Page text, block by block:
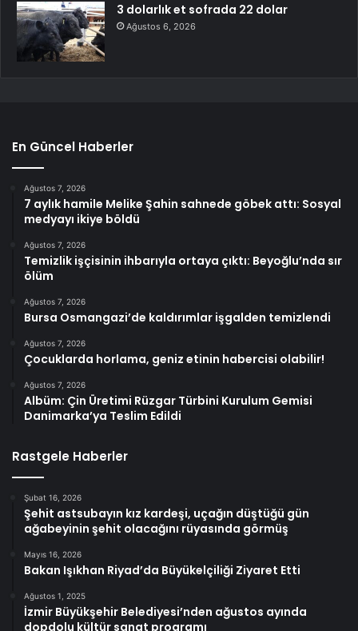
3 dolarlık et sofrada 22 dolar
Ağustos 6, 2026
En Güncel Haberler
Ağustos 7, 2026
7 aylık hamile Melike Şahin sahnede göbek attı: Sosyal
medyayı ikiye böldü
Ağustos 7, 2026
Temizlik işçisinin ihbarıyla ortaya çıktı: Beyoğlu’nda sır
ölüm
Ağustos 7, 2026
Bursa Osmangazi’de kaldırımlar işgalden temizlendi
Ağustos 7, 2026
Çocuklarda horlama, geniz etinin habercisi olabilir!
Ağustos 7, 2026
Albüm: Çin Üretimi Rüzgar Türbini Kurulum Gemisi
Danimarka’ya Teslim Edildi
Rastgele Haberler
Şubat 16, 2026
Şehit astsubayın kız kardeşi, uçağın düştüğü gün
ağabeyinin şehit olacağını rüyasında görmüş
Mayıs 16, 2026
Bakan Işıkhan Riyad’da Büyükelçiliği Ziyaret Etti
Ağustos 1, 2025
İzmir Büyükşehir Belediyesi’nden ağustos ayında
dopdolu kültür sanat programı